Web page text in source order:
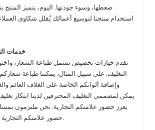
ضغطها، وسوء جودتها. اليوم، يتميز المنتج
استخدام منتجنا لتوسيع أعمالك يُقلل شكاوى
2. خدمات
نقدم خيارات تخصيص تشمل طباعة الشعار،
التغليف. على سبيل المثال، يمكننا طباعة
وإضافة ألوانكم الخاصة على الغلاف العائم
يمكن لمصممي التغليف المحترفين لدينا ابتكار
يعزز حضور علامتكم التجارية. نحن ملتزمون